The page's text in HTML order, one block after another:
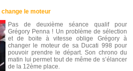
le moteur
Pas de deuxième séance qualif pour
Grégory Penna ! Un problème de sélection
et de boite à vitesse oblige Grégory à
changer le moteur de sa Ducati 998 pour
pouvoir prendre le départ. Son chrono du
matin lui permet tout de même de s’élancer
de la 12ème place.